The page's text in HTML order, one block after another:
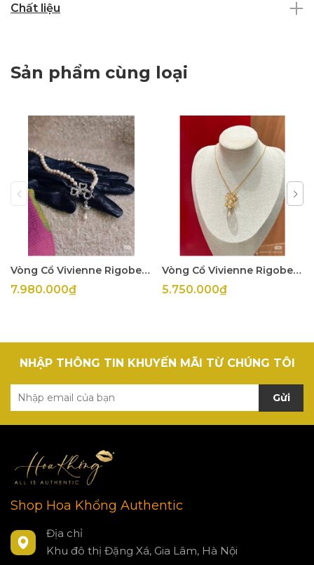
Chất liệu
Sản phẩm cùng loại
Vòng Cổ Vivienne Rigoberta
7.980.000₫
Vòng Cổ Vivienne Rigoberta
5.750.000₫
NHẬP THÔNG TIN KHUYẾN MÃI TỪ CHÚNG TÔI
Gửi
Shop Hoa Khổng Authentic
Địa chỉ
Khu đô thị Đặng Xá, Gia Lâm, Hà Nội